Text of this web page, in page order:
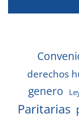
derechos
genero
Paritarias